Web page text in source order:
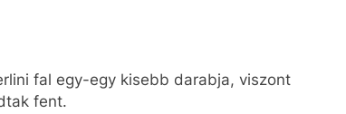
fal egy-egy kisebb darabja, viszont
fent.